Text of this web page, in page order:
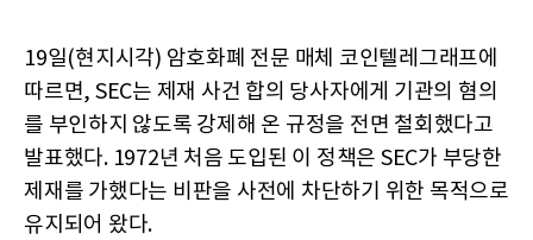
19일(현지시각) 암호화폐 전문 매체 코인텔레그래프에
따르면, SEC는 제재 사건 합의 당사자에게 기관의 혐의
를 부인하지 않도록 강제해 온 규정을 전면 철회했다고
발표했다. 1972년 처음 도입된 이 정책은 SEC가 부당한
제재를 가했다는 비판을 사전에 차단하기 위한 목적으로
유지되어 왔다.